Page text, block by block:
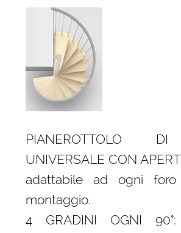
PIANEROTTOLO
UNIVERSALE CON
adattabile ad ogni
montaggio.
4 GRADINI OGNI